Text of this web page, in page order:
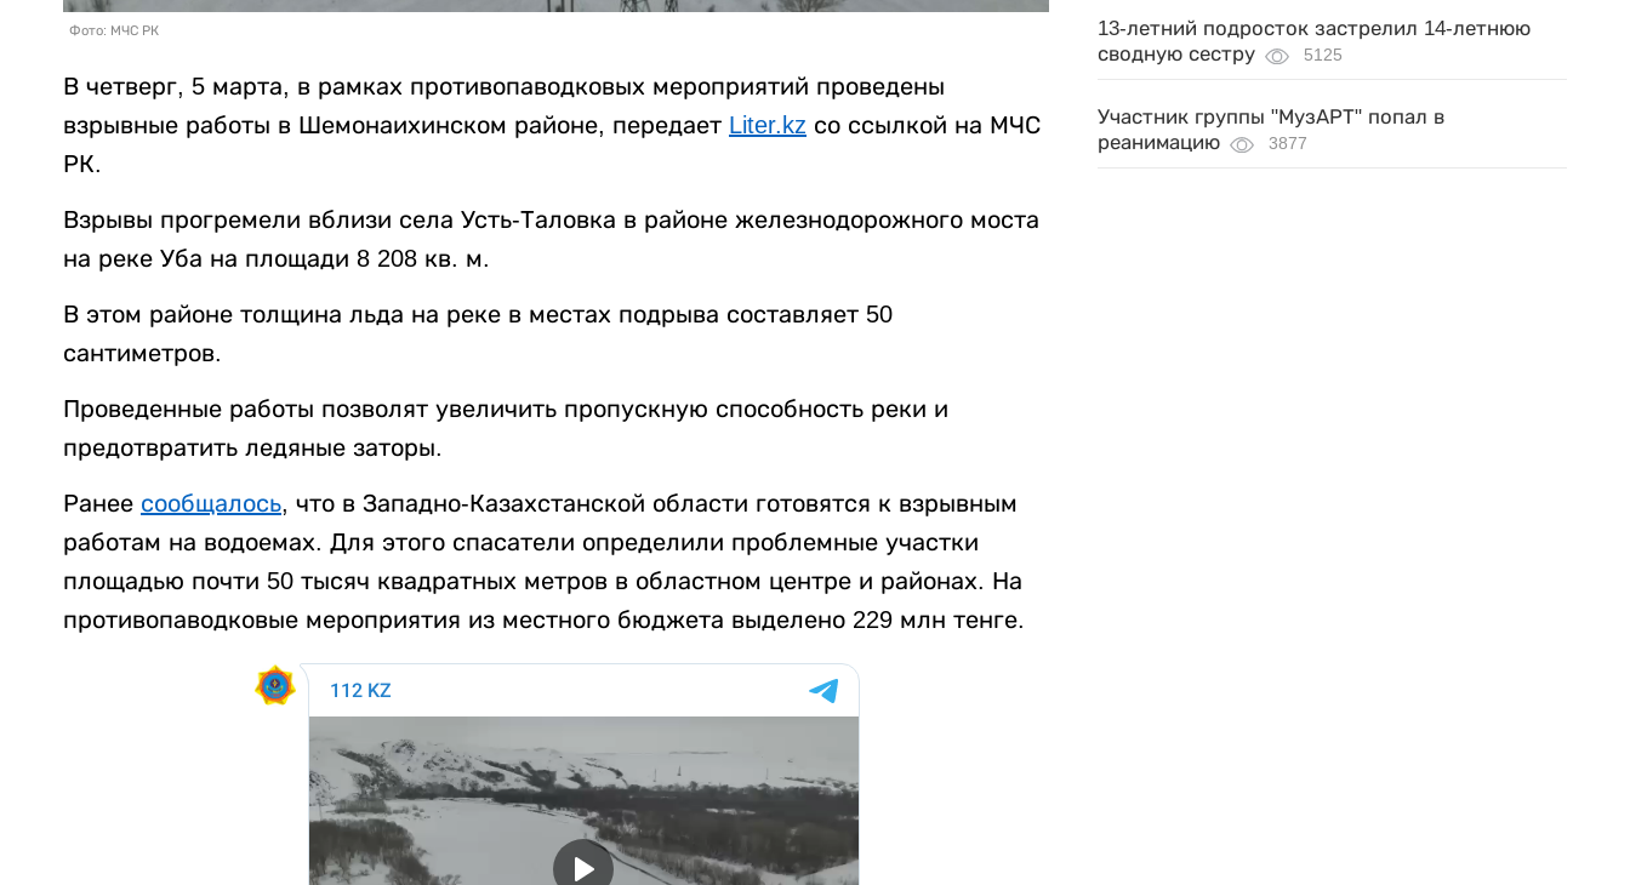
Фото: МЧС РК
В четверг, 5 марта, в рамках противопаводковых мероприятий проведены
взрывные работы в Шемонаихинском районе, передает Liter.kz со ссылкой на МЧС
РК.
Взрывы прогремели вблизи села Усть-Таловка в районе железнодорожного моста
на реке Уба на площади 8 208 кв. м.
В этом районе толщина льда на реке в местах подрыва составляет 50
сантиметров.
Проведенные работы позволят увеличить пропускную способность реки и
предотвратить ледяные заторы.
Ранее сообщалось, что в Западно-Казахстанской области готовятся к взрывным
работам на водоемах. Для этого спасатели определили проблемные участки
площадью почти 50 тысяч квадратных метров в областном центре и районах. На
противопаводковые мероприятия из местного бюджета выделено 229 млн тенге.
13-летний подросток застрелил 14-летнюю
сводную сестру
5125
Участник группы "МузАРТ" попал в
реанимацию
3877